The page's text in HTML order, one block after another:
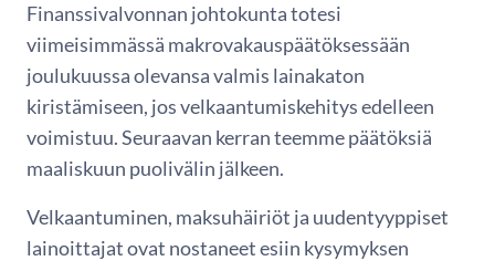
Finanssivalvonnan johtokunta totesi
viimeisimmässä makrovakauspäätöksessään
joulukuussa olevansa valmis lainakaton
kiristämiseen, jos velkaantumiskehitys edelleen
voimistuu. Seuraavan kerran teemme päätöksiä
maaliskuun puolivälin jälkeen.
Velkaantuminen, maksuhäiriöt ja uudentyyppiset
lainoittajat ovat nostaneet esiin kysymyksen